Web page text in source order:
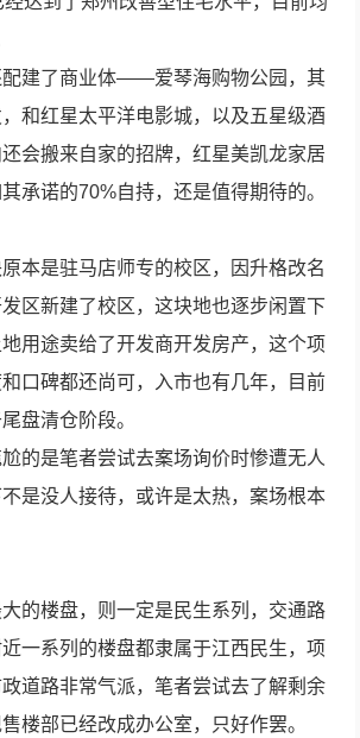
配建了商业体——爱琴海购物公园，其
和红星太平洋电影城，以及五星级酒
会搬来自家的招牌，红星美凯龙家居
承诺的70%自持，还是值得期待的。
本是驻马店师专的校区，因升格改名
区新建了校区，这块地也逐步闲置下
用途卖给了开发商开发房产，这个项
口碑都还尚可，入市也有几年，目前
盘清仓阶段。
的是笔者尝试去案场询价时惨遭无人
是没人接待，或许是太热，案场根本
的楼盘，则一定是民生系列，交通路
一系列的楼盘都隶属于江西民生，项
道路非常气派，笔者尝试去了解剩余
楼部已经改成办公室，只好作罢。